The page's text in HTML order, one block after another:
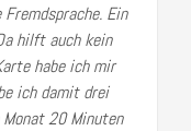
Ein
hilft auch kein
habe ich mir
ich damit drei
20 Minuten